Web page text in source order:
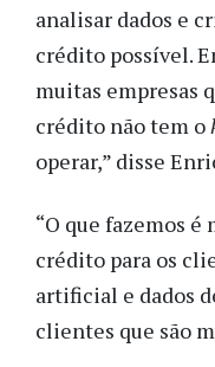
analisar dados e
crédito possível.
muitas empresas
crédito não tem o
operar,” disse
“O que fazemos
crédito para os
artificial e dados
clientes que são